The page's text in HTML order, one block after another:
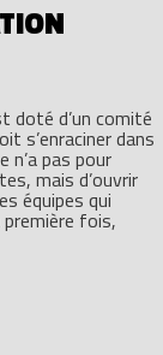
doté d’un comité
s’enraciner dans
n’a pas pour
mais d’ouvrir
équipes qui
fois,